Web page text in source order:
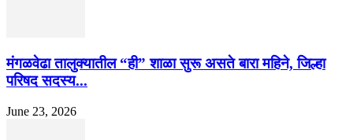
मंगळवेढा तालुक्यातील “ही” शाळा सुरू असते बारा महिने, जिल्हा
परिषद सदस्य...
June 23, 2026